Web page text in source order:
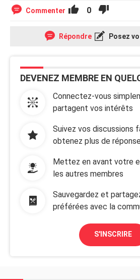
Commenter 0
Répondre Posez
DEVENEZ MEMBRE EN
Connectez-vous
partagent vos intérêts
Suivez vos discussions
obtenez plus de
Mettez en avant votre
les autres membres
Sauvegardez et
préférées avec la
S'INSCRIRE